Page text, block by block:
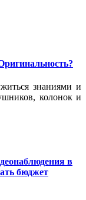
знаниями и
колонок и
в
бюджет